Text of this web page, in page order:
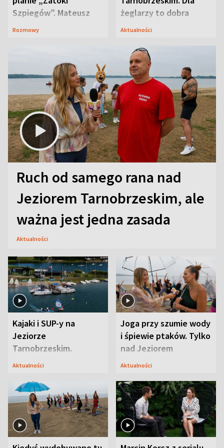
Szpiegów”. Mateusz
Janicki odsłonił
Rozmowy
żeglarzy to dobra
wiadomość
Aktualności
Ruch od samego rana nad
Jeziorem Tarnobrzeskim, ale
ważna jest jedna zasada
Aktualności
Kajaki i SUP-y na
Jeziorze
Tarnobrzeskim.
Przyrodnicy zwracają
Aktualności
Joga przy szumie wody
i śpiewie ptaków. Tylko
nad Jeziorem
Tarnobrzeskim
Aktualności